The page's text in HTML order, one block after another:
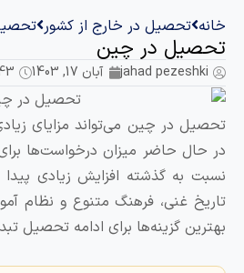
تحصیل در خارج از کشور تحصیل
در چین
jahad pezeshki آبان 17, 1403 11:43 ق.ظ
در چین می‌تواند مزایای زیادی
حال حاضر میزان درخواست‌ها برای
به گذشته افزایش زیادی پیدا
غنی، فرهنگ متنوع و نظام
گزینه‌ها برای ادامه تحصیل